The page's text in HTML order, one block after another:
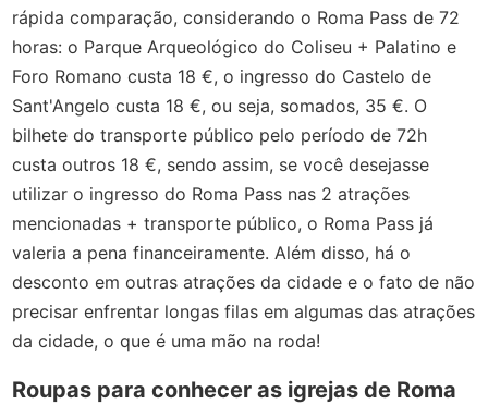
rápida comparação, considerando o Roma Pass de 72
horas: o Parque Arqueológico do Coliseu + Palatino e
Foro Romano custa 18 €, o ingresso do Castelo de
Sant'Angelo custa 18 €, ou seja, somados, 35 €. O
bilhete do transporte público pelo período de 72h
custa outros 18 €, sendo assim, se você desejasse
utilizar o ingresso do Roma Pass nas 2 atrações
mencionadas + transporte público, o Roma Pass já
valeria a pena financeiramente. Além disso, há o
desconto em outras atrações da cidade e o fato de não
precisar enfrentar longas filas em algumas das atrações
da cidade, o que é uma mão na roda!
Roupas para conhecer as igrejas de Roma